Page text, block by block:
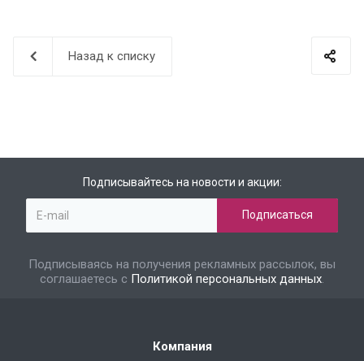
Назад к списку
Подписывайтесь на новости и акции:
Подписываясь на получения рекламных рассылок, вы
соглашаетесь с Политикой персональных данных.
Компания